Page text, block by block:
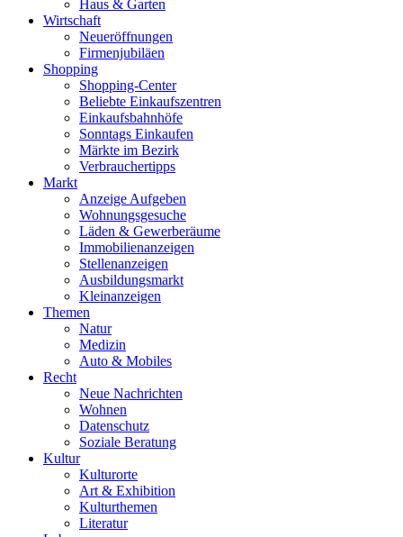
Haus & Garten
Wirtschaft
Neueröffnungen
Firmenjubiläen
Shopping
Shopping-Center
Beliebte Einkaufszentren
Einkaufsbahnhöfe
Sonntags Einkaufen
Märkte im Bezirk
Verbrauchertipps
Markt
Anzeige Aufgeben
Wohnungsgesuche
Läden & Gewerberäume
Immobilienanzeigen
Stellenanzeigen
Ausbildungsmarkt
Kleinanzeigen
Themen
Natur
Medizin
Auto & Mobiles
Recht
Neue Nachrichten
Wohnen
Datenschutz
Soziale Beratung
Kultur
Kulturorte
Art & Exhibition
Kulturthemen
Literatur